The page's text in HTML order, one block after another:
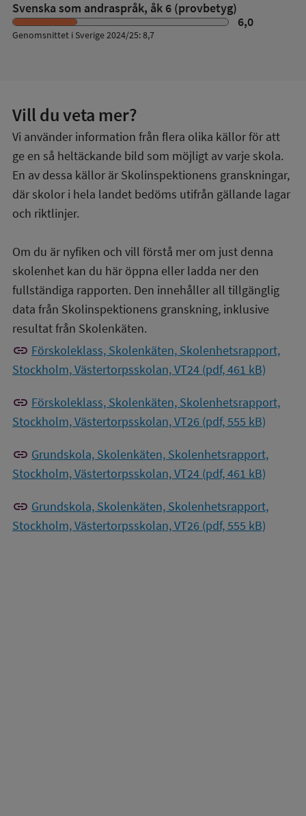
Svenska som andraspråk, åk 6 (provbetyg)
6,0
Genomsnittet i Sverige 2024/25: 8,7
Vill du veta mer?
Vi använder information från flera olika källor för att
ge en så heltäckande bild som möjligt av varje skola.
En av dessa källor är Skolinspektionens granskningar,
där skolor i hela landet bedöms utifrån gällande lagar
och riktlinjer.
Om du är nyfiken och vill förstå mer om just denna
skolenhet kan du här öppna eller ladda ner den
fullständiga rapporten. Den innehåller all tillgänglig
data från Skolinspektionens granskning, inklusive
resultat från Skolenkäten.
link Förskoleklass, Skolenkäten, Skolenhetsrapport,
Stockholm, Västertorpsskolan, VT24 (pdf, 461 kB)
link Förskoleklass, Skolenkäten, Skolenhetsrapport,
Stockholm, Västertorpsskolan, VT26 (pdf, 555 kB)
link Grundskola, Skolenkäten, Skolenhetsrapport,
Stockholm, Västertorpsskolan, VT24 (pdf, 461 kB)
link Grundskola, Skolenkäten, Skolenhetsrapport,
Stockholm, Västertorpsskolan, VT26 (pdf, 555 kB)